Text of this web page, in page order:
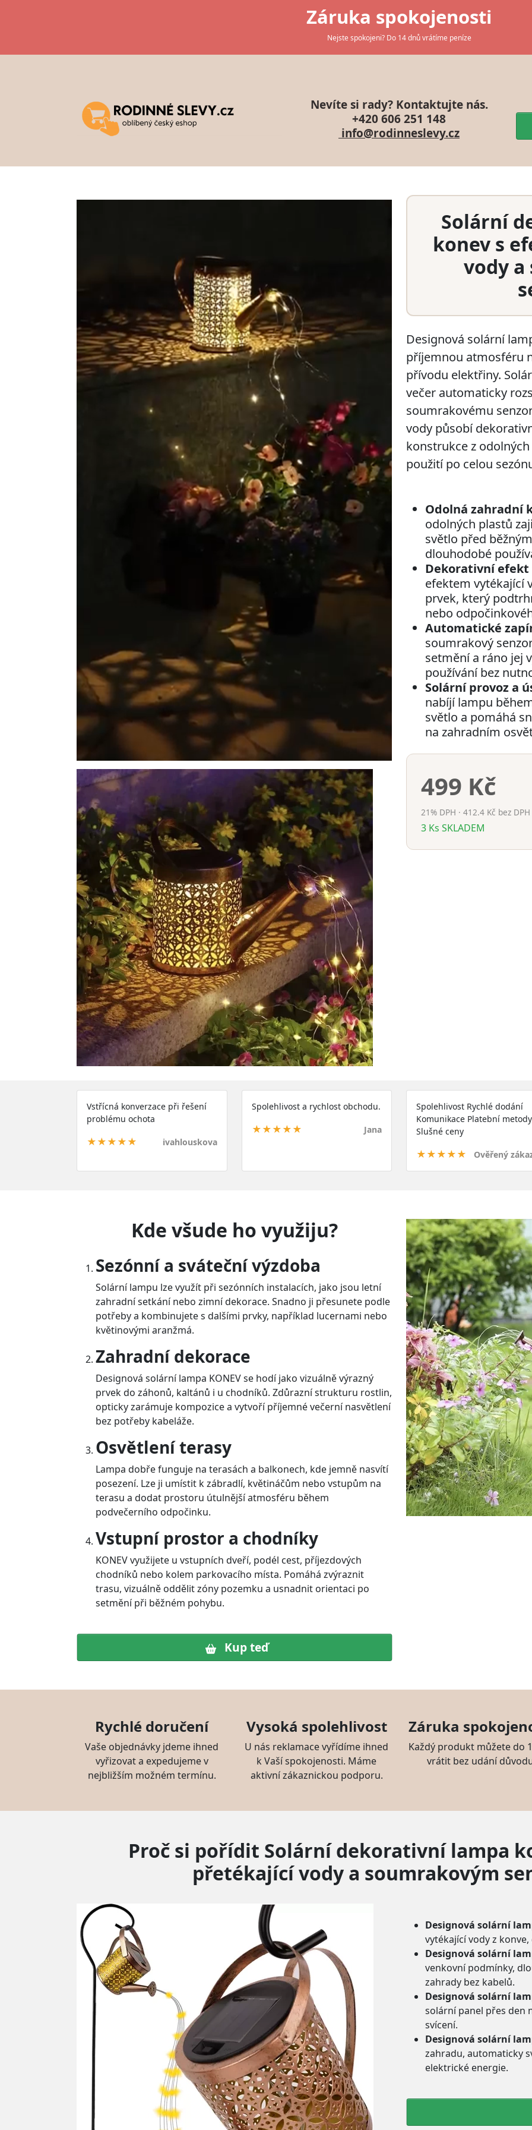
Záruka spokojenosti
Nejste spokojeni? Do 14 dnů vrátíme peníze
Nevíte si rady? Kontaktujte nás.
+420 606 251 148
info@rodinneslevy.cz
Solární
konev s
vody a
Designová solární
příjemnou atmosféru
přívodu elektřiny.
večer automaticky
soumrakovému
vody působí
konstrukce z
použití po celou
Odolná zahradní
odolných plastů
světlo před
dlouhodobé
Dekorativní efekt
efektem vytékající
prvek, který
nebo
Automatické
soumrakový
setmění a ráno jej
používání bez
Solární provoz a
nabíjí lampu
světlo a pomáhá
na zahradním
499 Kč
21% DPH · 412.4 Kč bez DPH
3 Ks SKLADEM
Vstřícná konverzace při řešení
problému ochota
★★★★★ ivahlouskova
Spolehlivost a rychlost obchodu.
★★★★★ Jana
Spolehlivost Rychlé dodání
Komunikace Platební metody
Slušné ceny
★★★★★ Ověřený
Kde všude ho využiju?
Sezónní a sváteční výzdoba
Solární lampu lze využít při sezónních instalacích, jako jsou letní
zahradní setkání nebo zimní dekorace. Snadno ji přesunete podle
potřeby a kombinujete s dalšími prvky, například lucernami nebo
květinovými aranžmá.
Zahradní dekorace
Designová solární lampa KONEV se hodí jako vizuálně výrazný
prvek do záhonů, kaltánů i u chodníků. Zdůrazní strukturu rostlin,
opticky zarámuje kompozice a vytvoří příjemné večerní nasvětlení
bez potřeby kabeláže.
Osvětlení terasy
Lampa dobře funguje na terasách a balkonech, kde jemně nasvítí
posezení. Lze ji umístit k zábradlí, květináčům nebo vstupům na
terasu a dodat prostoru útulnější atmosféru během
podvečerního odpočinku.
Vstupní prostor a chodníky
KONEV využijete u vstupních dveří, podél cest, příjezdových
chodníků nebo kolem parkovacího místa. Pomáhá zvýraznit
trasu, vizuálně oddělit zóny pozemku a usnadnit orientaci po
setmění při běžném pohybu.
Kup teď
Rychlé doručení
Vaše objednávky jdeme ihned
vyřizovat a expedujeme v
nejbližším možném termínu.
Vysoká spolehlivost
U nás reklamace vyřídíme ihned
k Vaší spokojenosti. Máme
aktivní zákaznickou podporu.
Záruka
Každý produkt můžete do
vrátit bez udání
Proč si pořídit Solární dekorativní lampa
přetékající vody a soumrakovým
Designová solární
vytékající vody z
Designová solární
venkovní podmínky,
zahrady bez kabelů.
Designová solární
solární panel přes den
svícení.
Designová solární
zahradu, automaticky
elektrické energie.